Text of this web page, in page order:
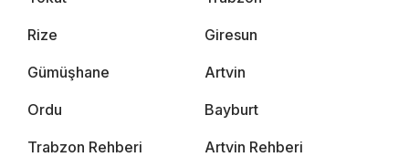
Rize Giresun
Gümüşhane Artvin
Ordu Bayburt
Trabzon Rehberi Artvin Rehberi